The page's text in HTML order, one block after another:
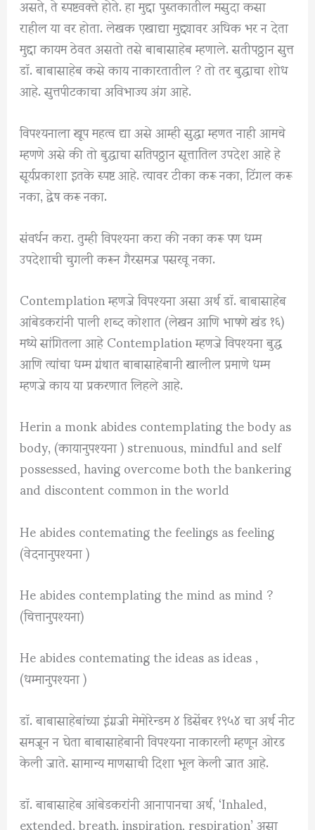
राहील या वर होता. लेखक एखाद्या मुद्द्यावर अधिक भर न देता
मुद्दा कायम ठेवत असतो तसे बाबासाहेब म्हणाले. सतीपठ्ठान सुत्त
डॉ. बाबासाहेब कसे काय नाकारतातील ? तो तर बुद्धाचा शोध
आहे. सुत्तपीटकाचा अविभाज्य अंग आहे.
विपश्यनाला खूप महत्व द्या असे आम्ही सुद्धा म्हणत नाही आमचे
म्हणणे असे की तो बुद्धाचा सतिपठ्ठान सूत्तातिल उपदेश आहे हे
सूर्यप्रकाशा इतके स्पष्ट आहे. त्यावर टीका करू नका, टिंगल करू
नका, द्वेष करू नका.
संवर्धन करा. तुम्ही विपश्यना करा की नका करू पण धम्म
उपदेशाची चुगली करून गैरसमज पसरवू नका.
Contemplation म्हणजे विपश्यना असा अर्थ डॉ. बाबासाहेब
आंबेडकरांनी पाली शब्द कोशात (लेखन आणि भाषणे खंड १६)
मध्ये सांगितला आहे Contemplation म्हणजे विपश्यना बुद्ध
आणि त्यांचा धम्म ग्रंथात बाबासाहेबानी खालील प्रमाणे धम्म
म्हणजे काय या प्रकरणात लिहले आहे.
Herin a monk abides contemplating the body as
body, (कायानुपश्यना ) strenuous, mindful and self
possessed, having overcome both the bankering
and discontent common in the world
He abides contemating the feelings as feeling
(वेदनानुपश्यना )
He abides contemplating the mind as mind ?
(चित्तानुपश्यना)
He abides contemating the ideas as ideas ,
(धम्मानुपश्यना )
डॉ. बाबासाहेबांच्या इंग्रजी मेमोरेन्डम ४ डिसेंबर १९५४ चा अर्थ नीट
समजून न घेता बाबासाहेबानी विपश्यना नाकारली म्हणून ओरड
केली जाते. सामान्य माणसाची दिशा भूल केली जात आहे.
डॉ. बाबासाहेब आंबेडकरांनी आनापानचा अर्थ, ‘Inhaled,